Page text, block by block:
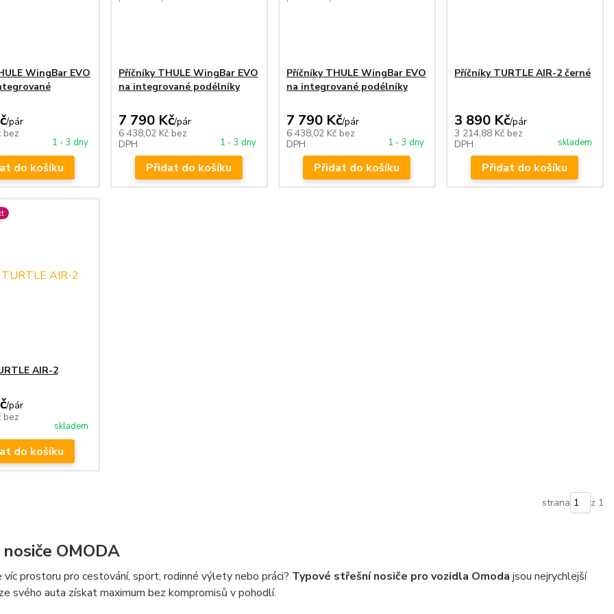
WingBar EVO
/pár
bez
1 - 3 dny
do košíku
Příčníky THULE WingBar EVO
na integrované podélníky
7 790 Kč/pár
6 438,02 Kč bez
DPH
1 - 3 dny
Přidat do košíku
Příčníky THULE WingBar EVO
na integrované podélníky
7 790 Kč/pár
6 438,02 Kč bez
DPH
1 - 3 dny
Přidat do košíku
Příčníky TURTLE AIR-2 černé
3 890 Kč/pár
3 214,88 Kč bez
DPH
skladem
Přidat do košíku
AIR-2
/pár
bez
skladem
do košíku
strana z 1
OMODA
prostoru pro cestování, sport, rodinné výlety nebo práci? Typové střešní nosiče pro vozidla Omoda jsou nejrychlejší
svého auta získat maximum bez kompromisů v pohodlí.